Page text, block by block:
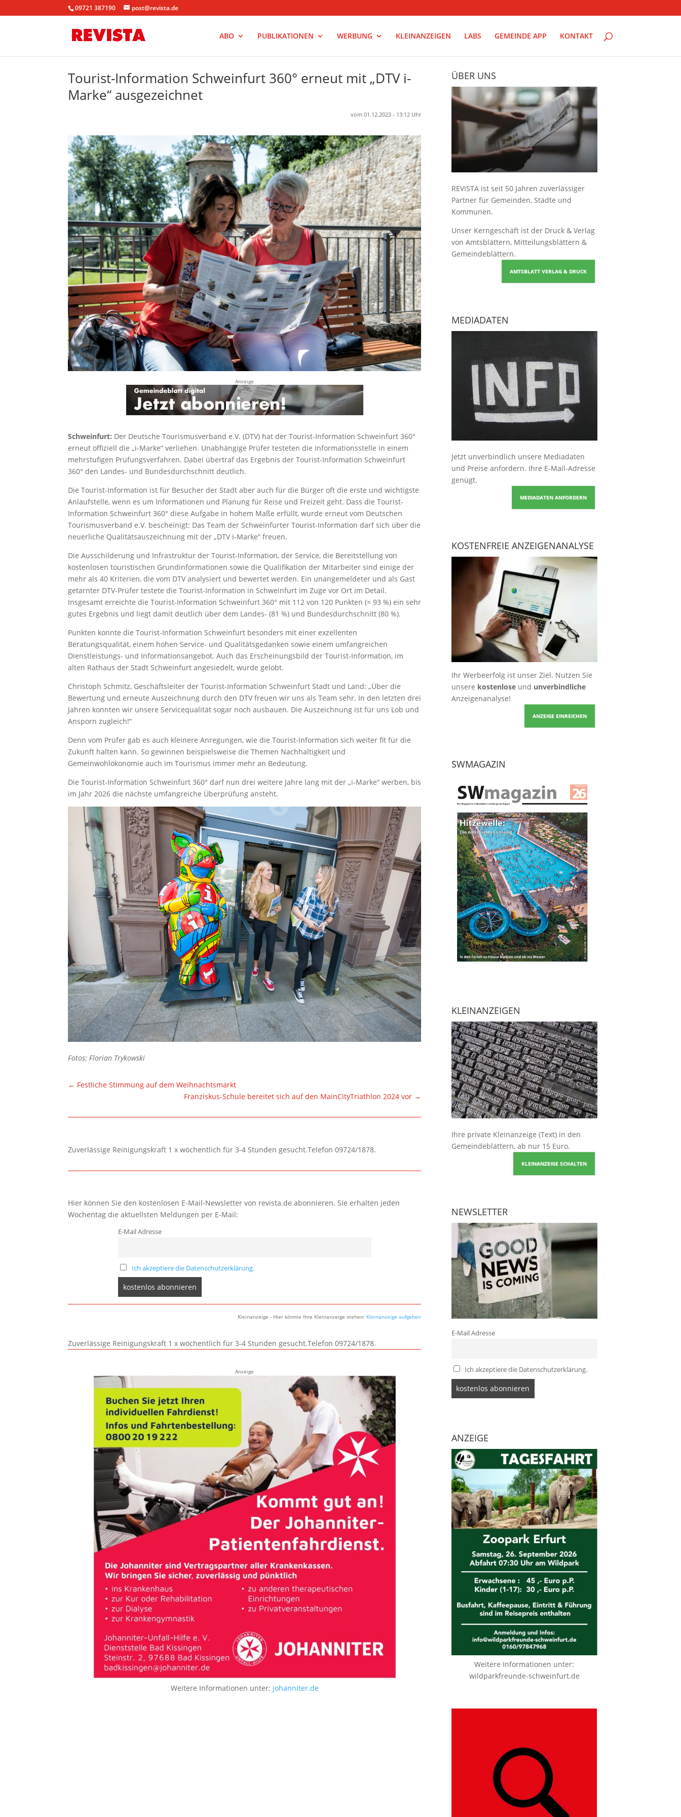
09721 387190 post@revista.de
ABO PUBLIKATIONEN WERBUNG KLEINANZEIGEN LABS GEMEINDE APP KONTAKT
Tourist-Information Schweinfurt 360° erneut mit „DTV i-
Marke“ ausgezeichnet
vom 01.12.2023 - 13:12 Uhr
Anzeige
Schweinfurt: Der Deutsche Tourismusverband e.V. (DTV) hat der Tourist-Information Schweinfurt 360°
erneut offiziell die „i-Marke“ verliehen. Unabhängige Prüfer testeten die Informationsstelle in einem
mehrstufigen Prüfungsverfahren. Dabei übertraf das Ergebnis der Tourist-Information Schweinfurt
360° den Landes- und Bundesdurchschnitt deutlich.
Die Tourist-Information ist für Besucher der Stadt aber auch für die Bürger oft die erste und wichtigste
Anlaufstelle, wenn es um Informationen und Planung für Reise und Freizeit geht. Dass die Tourist-
Information Schweinfurt 360° diese Aufgabe in hohem Maße erfüllt, wurde erneut vom Deutschen
Tourismusverband e.V. bescheinigt: Das Team der Schweinfurter Tourist-Information darf sich über die
neuerliche Qualitätsauszeichnung mit der „DTV i-Marke“ freuen.
Die Ausschilderung und Infrastruktur der Tourist-Information, der Service, die Bereitstellung von
kostenlosen touristischen Grundinformationen sowie die Qualifikation der Mitarbeiter sind einige der
mehr als 40 Kriterien, die vom DTV analysiert und bewertet werden. Ein unangemeldeter und als Gast
getarnter DTV-Prüfer testete die Tourist-Information in Schweinfurt im Zuge vor Ort im Detail.
Insgesamt erreichte die Tourist-Information Schweinfurt 360° mit 112 von 120 Punkten (= 93 %) ein sehr
gutes Ergebnis und liegt damit deutlich über dem Landes- (81 %) und Bundesdurchschnitt (80 %).
Punkten konnte die Tourist-Information Schweinfurt besonders mit einer exzellenten
Beratungsqualität, einem hohen Service- und Qualitätsgedanken sowie einem umfangreichen
Dienstleistungs- und Informationsangebot. Auch das Erscheinungsbild der Tourist-Information, im
alten Rathaus der Stadt Schweinfurt angesiedelt, wurde gelobt.
Christoph Schmitz, Geschäftsleiter der Tourist-Information Schweinfurt Stadt und Land: „Über die
Bewertung und erneute Auszeichnung durch den DTV freuen wir uns als Team sehr. In den letzten drei
Jahren konnten wir unsere Servicequalität sogar noch ausbauen. Die Auszeichnung ist für uns Lob und
Ansporn zugleich!“
Denn vom Prüfer gab es auch kleinere Anregungen, wie die Tourist-Information sich weiter fit für die
Zukunft halten kann. So gewinnen beispielsweise die Themen Nachhaltigkeit und
Gemeinwohlökonomie auch im Tourismus immer mehr an Bedeutung.
Die Tourist-Information Schweinfurt 360° darf nun drei weitere Jahre lang mit der „i-Marke“ werben, bis
im Jahr 2026 die nächste umfangreiche Überprüfung ansteht.
Fotos: Florian Trykowski
← Festliche Stimmung auf dem Weihnachtsmarkt
Franziskus-Schule bereitet sich auf den MainCityTriathlon 2024 vor →
Zuverlässige Reinigungskraft 1 x wöchentlich für 3-4 Stunden gesucht.Telefon 09724/1878.
Hier können Sie den kostenlosen E-Mail-Newsletter von revista.de abonnieren. Sie erhalten jeden
Wochentag die aktuellsten Meldungen per E-Mail:
E-Mail Adresse
Ich akzeptiere die Datenschutzerklärung.
Kleinanzeige - Hier könnte Ihre Kleinanzeige stehen: Kleinanzeige aufgeben
Zuverlässige Reinigungskraft 1 x wöchentlich für 3-4 Stunden gesucht.Telefon 09724/1878.
Anzeige
Weitere Informationen unter: johanniter.de
ÜBER UNS
REVISTA ist seit 50 Jahren zuverlässiger
Partner für Gemeinden, Städte und
Kommunen.
Unser Kerngeschäft ist der Druck & Verlag
von Amtsblättern, Mitteilungsblättern &
Gemeindeblättern.
AMTSBLATT VERLAG & DRUCK
MEDIADATEN
Jetzt unverbindlich unsere Mediadaten
und Preise anfordern. Ihre E-Mail-Adresse
genügt.
MEDIADATEN ANFORDERN
KOSTENFREIE ANZEIGENANALYSE
Ihr Werbeerfolg ist unser Ziel. Nutzen Sie
unsere kostenloseund unverbindliche
Anzeigenanalyse!
ANZEIGE EINREICHEN
SWMAGAZIN
KLEINANZEIGEN
Ihre private Kleinanzeige (Text) in den
Gemeindeblättern, ab nur 15 Euro.
KLEINANZEIGE SCHALTEN
NEWSLETTER
E-Mail Adresse
Ich akzeptiere die Datenschutzerklärung.
ANZEIGE
Weitere Informationen unter:
wildparkfreunde-schweinfurt.de